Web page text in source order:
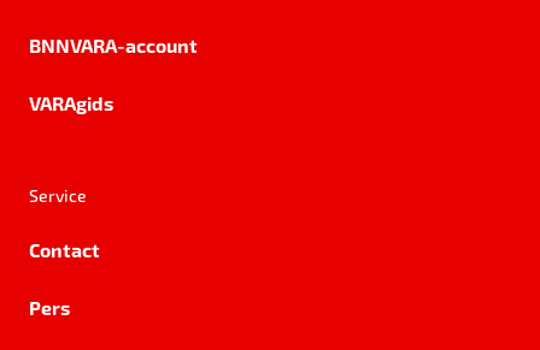
BNNVARA-account
VARAgids
Service
Contact
Pers